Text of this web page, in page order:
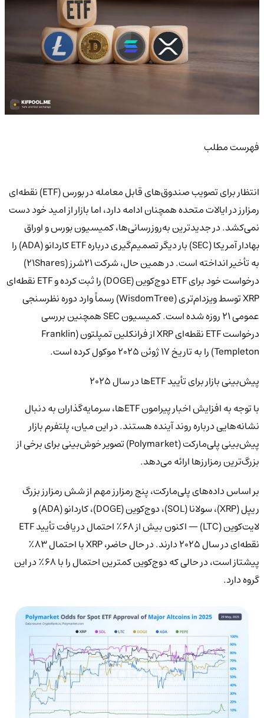
فهرست مطلب
انتظار برای تصویب صندوق‌های قابل معامله در بورس (ETF) نقطه‌ای
رمزارز در ایالات متحده همچنان ادامه دارد، اما بازار از امید خود دست
نمی‌کشد. در جدیدترین به‌روزرسانی‌ها، کمیسیون بورس و اوراق
بهادار آمریکا (SEC) بار دیگر تصمیم‌گیری درباره ETF کاردانو (ADA) را
به تأخیر انداخته است. در همین حال، شرکت ۲۱شرز (21Shares)
درخواست خود برای ETF دوج‌کوین (DOGE) را ثبت کرده و ETF نقطه‌ای
XRP توسط ویزدام‌تری (WisdomTree) رسماً وارد دوره نظر‌سنجی
عمومی ۲۱ روزه شده است. کمیسیون SEC همچنین بررسی
درخواست ETF نقطه‌ای XRP از فرانکلین تمپلتون (Franklin
Templeton) را به تاریخ ۱۷ ژوئن ۲۰۲۵ موکول کرده است.
پیش‌بینی بازار برای تأیید ETFها در سال ۲۰۲۵
با توجه به افزایش اخبار پیرامون ETFها، سرمایه‌گذاران به دنبال
نشانه‌هایی درباره روند آینده هستند. در این میان، پلتفرم بازار
پیش‌بینی پلی‌مارکت (Polymarket) تصویر خوش‌بینی برای برخی از
بزرگ‌ترین رمزارزها ارائه می‌دهد.
بر اساس داده‌های پلی‌مارکت، پنج رمزارز مهم از شش رمزارز بزرگ
ریپل (XRP)، سولانا (SOL)، دوج‌کوین (DOGE)، کاردانو (ADA) و
لایت‌کوین (LTC) — اکنون بیش از ۶۸٪ احتمال دریافت تأیید ETF
نقطه‌ای در سال ۲۰۲۵ دارند. در حال حاضر، XRP با احتمال ۸۳٪
پیشتاز است، در حالی که دوج‌کوین کمترین احتمال را با ۶۸٪ در این
گروه دارد.